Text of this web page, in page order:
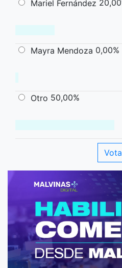
Mariel Fernández
Mayra Mendoza 0,00%
Otro 50,00%